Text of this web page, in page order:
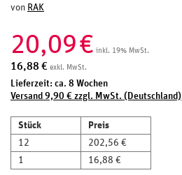
von RAK
20,09€ inkl. 19% MwSt.
16,88 € exkl. MwSt.
Lieferzeit: ca. 8 Wochen
Versand 9,90 € zzgl. MwSt. (Deutschland)
Stück
Preis
12
202,56 €
1
16,88 €